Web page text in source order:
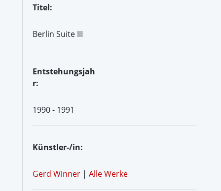
Titel:
Berlin Suite III
Entstehungsjah
r:
1990 - 1991
Künstler-/in:
Gerd Winner | Alle Werke